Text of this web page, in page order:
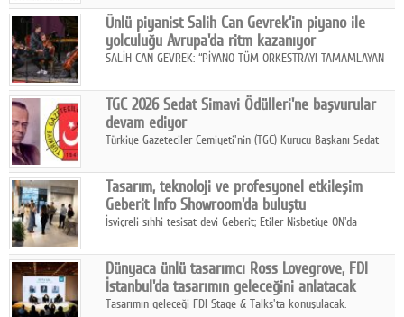
Google Plus
© 2026 TÜM HAKLARI SAKLIDIR
hedefiyle internet sitesini ve sosyal medya kanallarını yeniledi.
Ünlü piyanist Salih Can Gevrek'in piyano ile
yolculuğu Avrupa'da ritm kazanıyor
SALİH CAN GEVREK: “PİYANO TÜM ORKESTRAYI TAMAMLAYAN
ETKİ YARATIYOR"
TGC 2026 Sedat Simavi Ödülleri'ne başvurular
devam ediyor
Türkiye Gazeteciler Cemiyeti'nin (TGC) Kurucu Başkanı Sedat
Tasarım, teknoloji ve profesyonel etkileşim
Geberit Info Showroom'da buluştu
İsviçreli sıhhi tesisat devi Geberit; Etiler Nisbetiye ON'da
ortaklığıyla özel bir davete ev sahipliği yaptı.
Dünyaca ünlü tasarımcı Ross Lovegrove, FDI
İstanbul'da tasarımın geleceğini anlatacak
Tasarımın geleceği FDI Stage & Talks'ta konuşulacak.